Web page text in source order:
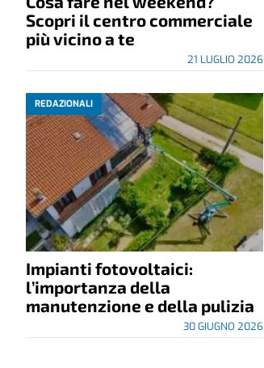
Scopri il centro commerciale
più vicino a te
21 LUGLIO 2026
REDAZIONALI
Impianti fotovoltaici:
l’importanza della
manutenzione e della pulizia
30 GIUGNO 2026